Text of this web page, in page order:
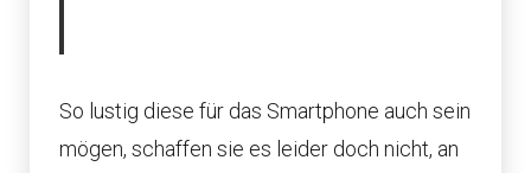
So lustig diese für das Smartphone auch sein
mögen, schaffen sie es leider doch nicht, an